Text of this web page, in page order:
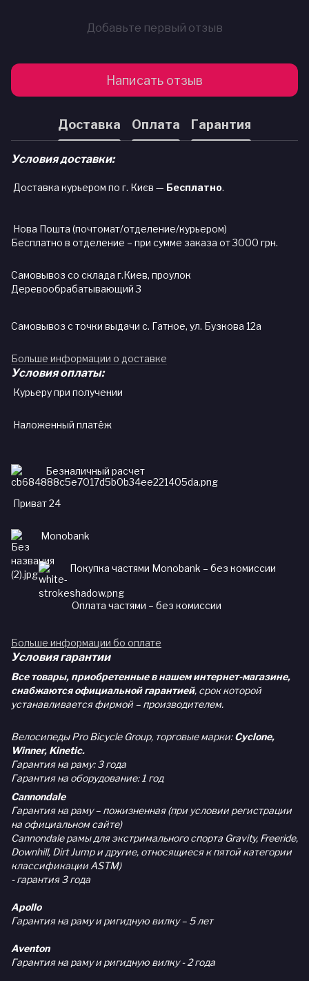
Добавьте первый отзыв
Написать отзыв
Доставка Оплата Гарантия
Условия доставки:
Доставка курьером по г. Києв — Бесплатно.
Нова Пошта (почтомат/отделение/курьером)
Бесплатно в отделение – при сумме заказа от 3000 грн.
Самовывоз со склада г.Киев, проулок
Деревообрабатывающий 3
Самовывоз с точки выдачи с. Гатное, ул. Бузкова 12а
Больше информации о доставке
Условия оплаты:
Курьеру при получении
Наложенный платёж
Безналичный расчет
Приват 24
Monobank
Покупка частями Monobank – без комиссии
Оплата частями – без комиссии
Больше информации бо оплате
Условия гарантии
Все товары, приобретенные в нашем интернет-магазине,
снабжаются официальной гарантией, срок которой
устанавливается фирмой – производителем.
Велосипеды Pro Bicycle Group, торговые марки:Cyclone,
Winner, Kinetic.
Гарантия на раму: 3 года
Гарантия на оборудование: 1 год
Cannondale
Гарантия на раму – пожизненная (при условии регистрации
на официальном сайте)
Cannondale рамы для экстримального спорта Gravity, Freeride,
Downhill, Dirt Jump и другие, относящиеся к пятой категории
классификации ASTM)
- гарантия 3 года
Apollo
Гарантия на раму и ригидную вилку – 5 лет
Aventon
Гарантия на раму и ригидную вилку - 2 года